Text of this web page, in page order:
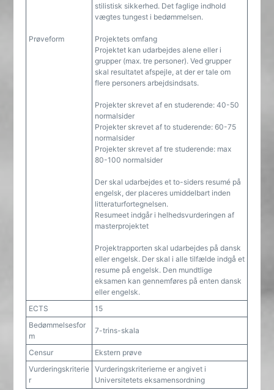
Prøveform
stilistisk sikkerhed. Det faglige indhold
vægtes tungest i bedømmelsen.
Projektets omfang
Projektet kan udarbejdes alene eller i
grupper (max. tre personer). Ved grupper
skal resultatet afspejle, at der er tale om
flere personers arbejdsindsats.
Projekter skrevet af en studerende: 40-50
normalsider
Projekter skrevet af to studerende: 60-75
normalsider
Projekter skrevet af tre studerende: max
80-100 normalsider
Der skal udarbejdes et to-siders resumé på
engelsk, der placeres umiddelbart inden
litteraturfortegnelsen.
Resumeet indgår i helhedsvurderingen af
masterprojektet
Projektrapporten skal udarbejdes på dansk
eller engelsk. Der skal i alle tilfælde indgå et
resume på engelsk. Den mundtlige
eksamen kan gennemføres på enten dansk
eller engelsk.
ECTS
15
Bedømmelsesfor
m
7-trins-skala
Censur
Ekstern prøve
Vurderingskriterie
r
Vurderingskriterierne er angivet i
Universitetets eksamensordning